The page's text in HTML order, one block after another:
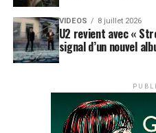
VIDEOS 8 juillet 2026
U2 revient avec «
signal d’un nouvel